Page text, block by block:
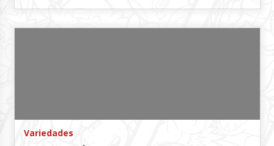
Variedades